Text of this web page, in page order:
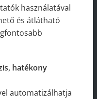
használatával
és átlátható
hatékony
automatizálhatja